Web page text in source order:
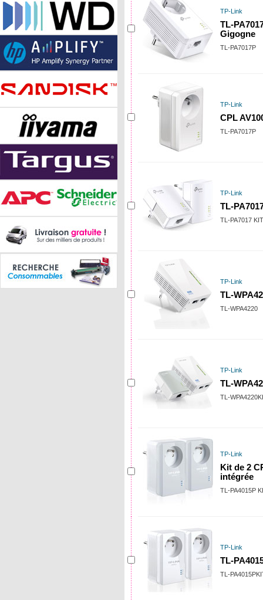
TP-Link
TL-
Gigogne
TL-PA7017P
TP-Link
CPL
TL-PA7017P
TP-Link
TL-
TL-PA7017 KIT
TP-Link
TL-
TL-WPA4220
TP-Link
TL-
TL-
TP-Link
Kit de 2
intégrée
TL-PA4015P
TP-Link
TL-
TL-